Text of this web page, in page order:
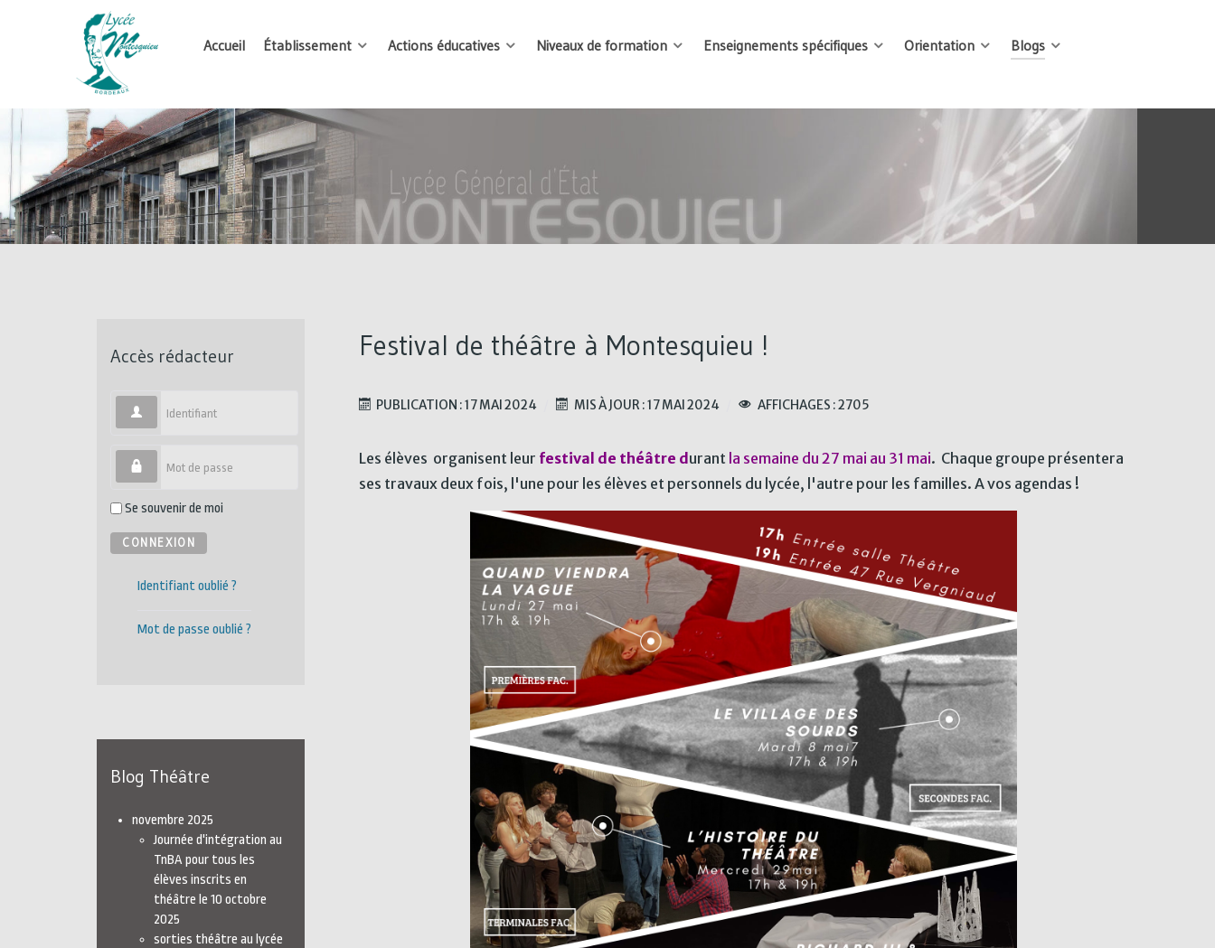
Accueil Établissement Actions éducatives Niveaux de formation Enseignements spécifiques Orientation Blogs
Accès rédacteur
Identifiant
Mot de passe
Se souvenir de moi
CONNEXION
Identifiant oublié ?
Mot de passe oublié ?
Blog Théâtre
novembre 2025
Journée d'intégration au
TnBA pour tous les
élèves inscrits en
théâtre le 10 octobre
2025
sorties théâtre au lycée
Festival de théâtre à Montesquieu !
PUBLICATION : 17 MAI 2024 MIS À JOUR : 17 MAI 2024 AFFICHAGES : 2705
Les élèves organisent leur festival de théâtre d urant la semaine du 27 mai au 31 mai. Chaque groupe présentera
ses travaux deux fois, l'une pour les élèves et personnels du lycée, l'autre pour les familles. A vos agendas !